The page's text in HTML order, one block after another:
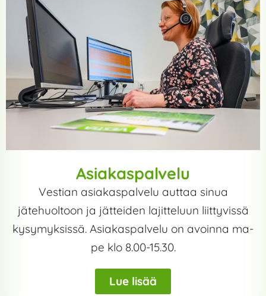
Asiakaspalvelu
Vestian asiakaspalvelu auttaa sinua
jätehuoltoon ja jätteiden lajitteluun liittyvissä
kysymyksissä. Asiakaspalvelu on avoinna ma-
pe klo 8.00-15.30.
Lue lisää